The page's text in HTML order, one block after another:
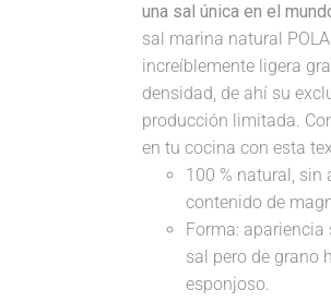
una sal única en el
sal marina natural
increíblemente ligera
densidad, de ahí su
producción limitada.
en tu cocina con esta
100 % natural, sin
contenido de
Forma:
sal pero de grano
esponjoso.